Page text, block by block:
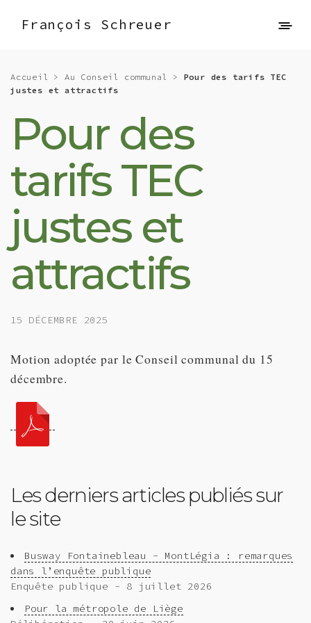
François Schreuer
Accueil >Au Conseil communal > Pour des tarifs TEC
justes et attractifs
Pour des
tarifs TEC
justes et
attractifs
15 DÉCEMBRE 2025
Motion adoptée par le Conseil communal du 15
décembre.
Les derniers articles publiés sur
le site
Busway Fontainebleau - MontLégia : remarques
dans l’enquête publique
Enquête publique - 8 juillet 2026
Pour la métropole de Liège